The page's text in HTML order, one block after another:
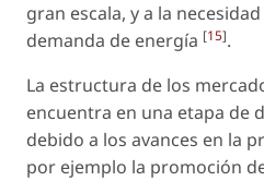
gran escala, y a la
demanda de energía [15].
La estructura de los
encuentra en una etapa de
debido a los avances en la
por ejemplo la promoción